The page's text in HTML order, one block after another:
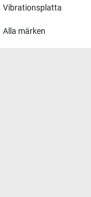
Vibrationsplatta
Alla märken